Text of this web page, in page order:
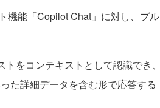
機能「Copilot Chat」に対し、プル
をコンテキストとして認識でき、
た詳細データを含む形で応答する